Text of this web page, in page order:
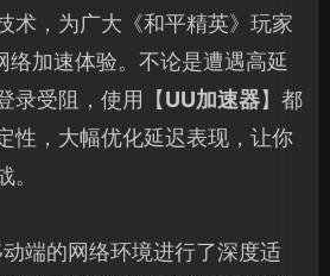
术，为广大《和平精英》玩家
络加速体验。不论是遭遇高延
录受阻，使用【UU加速器】都
性，大幅优化延迟表现，让你
动端的网络环境进行了深度适